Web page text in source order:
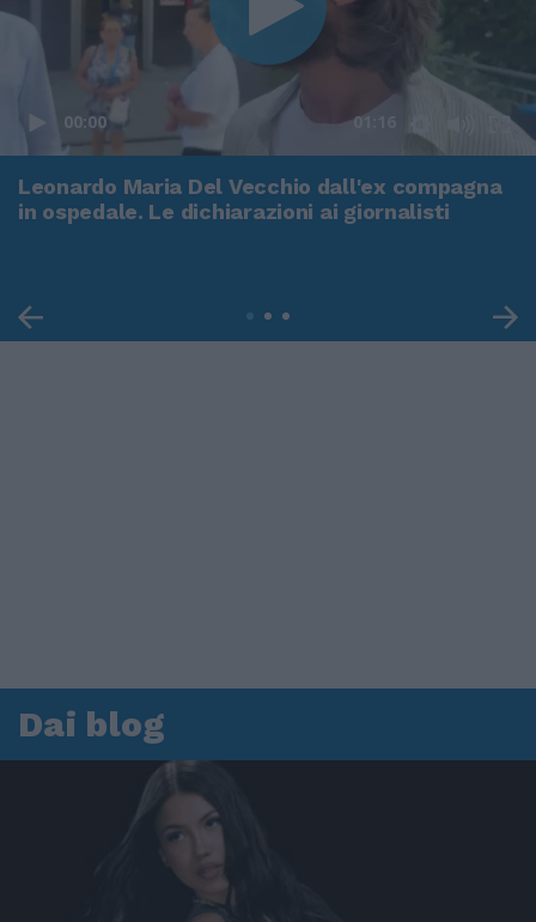
00:00 01:16
Leonardo Maria Del Vecchio dall'ex compagna
in ospedale. Le dichiarazioni ai giornalisti
Dai blog